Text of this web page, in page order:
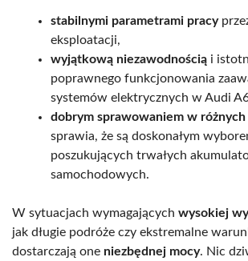
stabilnymi parametrami pracy
eksploatacji,
wyjątkową niezawodnością i
poprawnego funkcjonowania
systemów elektrycznych w Audi
dobrym sprawowaniem w
sprawia, że są doskonałym
poszukujących trwałych
samochodowych.
W sytuacjach wymagających wysokiej
jak długie podróże czy ekstremalne
dostarczają one niezbędnej mocy. Nic